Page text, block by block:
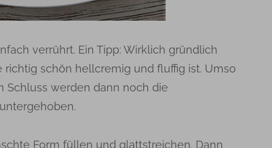
verrührt. Ein Tipp: Wirklich gründlich
richtig schön hellcremig und fluffig ist. Umso
Schluss werden dann noch die
Form füllen und glattstreichen. Dann